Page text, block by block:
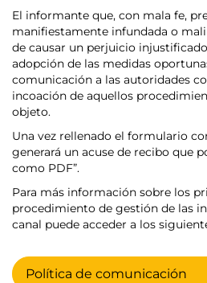
El informante que, con mala fe,
manifiestamente infundada o
de causar un perjuicio
adopción de las medidas
comunicación a las autoridades
incoación de aquellos
objeto.
Una vez rellenado el formulario
generará un acuse de recibo que
como PDF”.
Para más información sobre los
procedimiento de gestión de las
canal puede acceder a los
Política de comunicación